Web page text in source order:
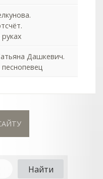
Дашкевич.